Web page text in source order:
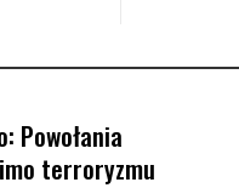
Powołania
terroryzmu